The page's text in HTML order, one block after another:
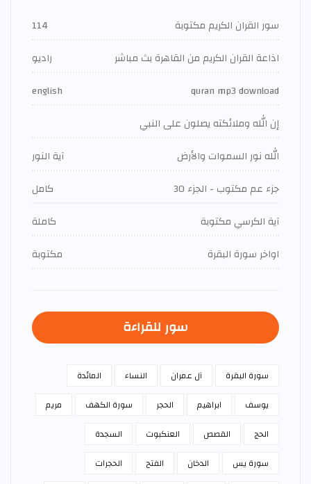
سور القران الكريم مكتوبة
114
اذاعة القران الكريم من القاهرة بث مباشر
راديو
quran mp3 download
english
إن الله وملائكته يصلون على النبي
الله نور السموات والأرض
آية النور
جزء عم مكتوب - الجزء 30
كامل
آية الكرسي مكتوبة
كاملة
اواخر سورة البقرة
مكتوبة
سور للقراءة
سورة البقرة آل عمران النساء
المائدة
يوسف
ابراهيم الحجر سورة الكهف
مريم
الحج
القصص العنكبوت
السجدة
سورة يس
الدخان الفتح
الحجرات